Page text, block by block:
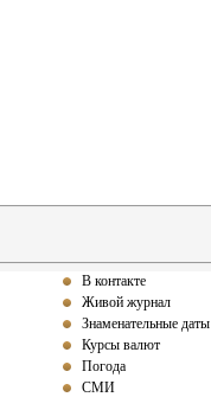
В контакте
Живой журнал
Знаменательные даты
Курсы валют
Погода
СМИ